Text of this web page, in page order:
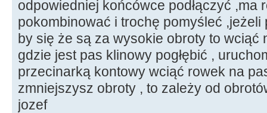
odpowiedniej końcówce podłączyć ,ma
pokombinować i trochę pomyśleć ,jeżeli
by się że są za wysokie obroty to wciąć
gdzie jest pas klinowy pogłębić ,
przecinarką kontowy wciąć rowek na
zmniejszysz obroty , to zależy od
jozef